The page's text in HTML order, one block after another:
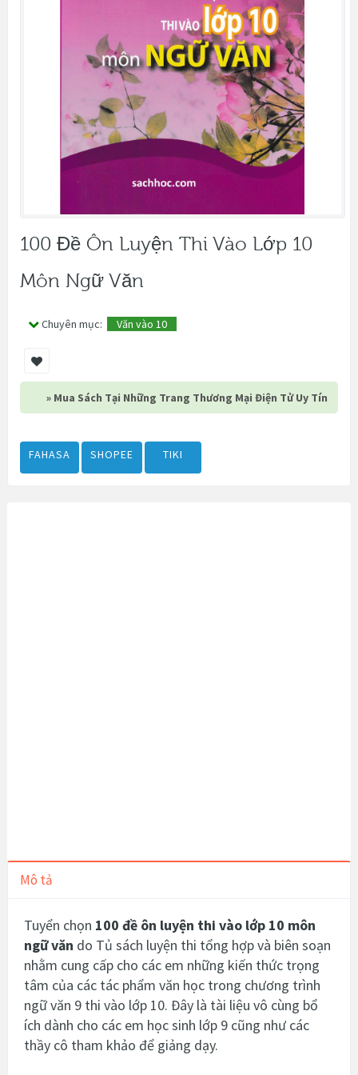
100 Đề Ôn Luyện Thi Vào Lớp 10
Môn Ngữ Văn
Chuyên mục: Văn vào 10
» Mua Sách Tại Những Trang Thương Mại Điện Tử Uy Tín
FAHASA SHOPEE TIKI
Mô tả
Tuyển chọn 100 đề ôn luyện thi vào lớp 10 môn
ngữ văn do Tủ sách luyện thi tổng hợp và biên soạn
nhằm cung cấp cho các em những kiến thức trọng
tâm của các tác phẩm văn học trong chương trình
ngữ văn 9 thi vào lớp 10. Đây là tài liệu vô cùng bổ
ích dành cho các em học sinh lớp 9 cũng như các
thầy cô tham khảo để giảng dạy.